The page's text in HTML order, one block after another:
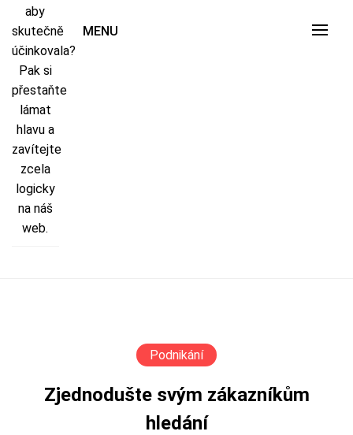
aby
skutečně
účinkovala?
Pak si
přestaňte
lámat
hlavu a
zavítejte
zcela
logicky
na náš
web.
MENU
Podnikání
Zjednodušte svým zákazníkům
hledání